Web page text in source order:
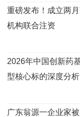
重磅发布！成立两
机构联合注资
2026年中国创新药
型核心标的深度分析
广东翁源一企业家